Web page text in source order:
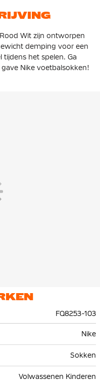
Wit zijn ontworpen
demping voor een
het spelen. Ga
Nike voetbalsokken!
FQ8253-103
Nike
Sokken
Volwassenen Kinderen